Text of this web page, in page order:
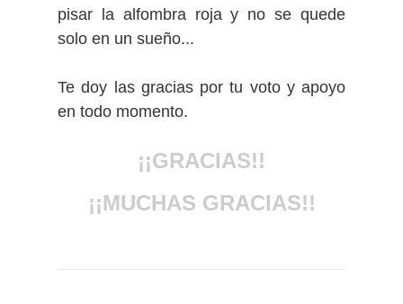
pisar la alfombra roja y no se quede
solo en un sueño...
Te doy las gracias por tu voto y apoyo
en todo momento.
¡¡GRACIAS!!
¡¡MUCHAS GRACIAS!!